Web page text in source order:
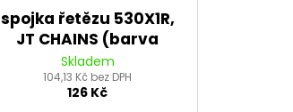
spojka řetězu 530X1R,
JT CHAINS (barva
stříbrná, nýtovací, typ
RIVET)
Skladem
104,13 Kč bez DPH
126 Kč